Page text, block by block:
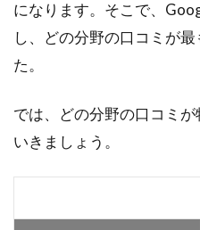
になります。そこで、
し、どの分野の口コミが
た。
では、どの分野の口コミ
いきましょう。